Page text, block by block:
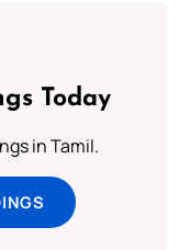
Today
in Tamil.